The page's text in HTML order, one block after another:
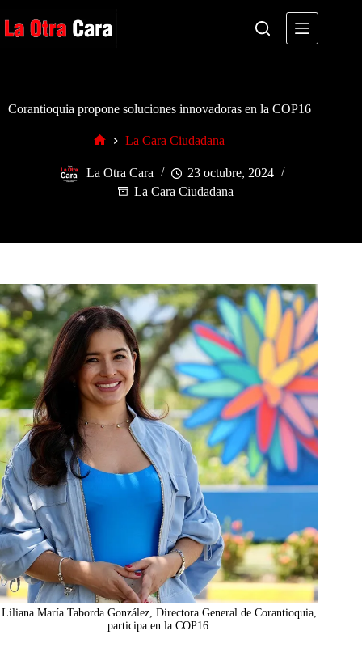
al
contenido
Corantioquia propone soluciones innovadoras en la COP16
La Cara Ciudadana
La Otra Cara
23 octubre, 2024
La Cara Ciudadana
Liliana María Taborda González, Directora General de Corantioquia,
participa en la COP16.